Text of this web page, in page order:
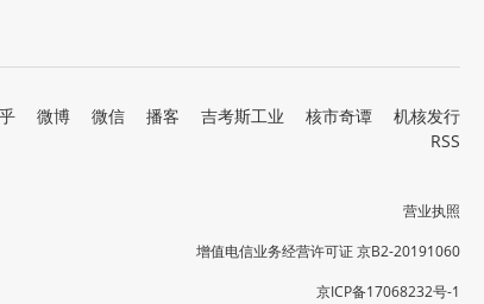
微博 微信 播客 吉考斯工业 核市奇谭
机核发行
RSS
营业执照
增值电信业务经营许可证 京B2-20191060
京ICP备17068232号-1